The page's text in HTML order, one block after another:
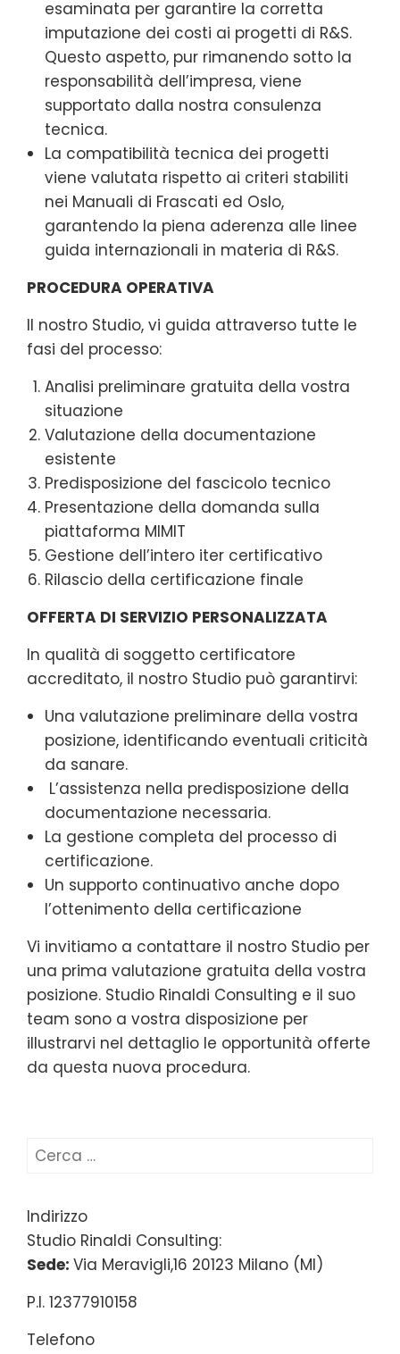
esaminata per garantire la corretta
imputazione dei costi ai progetti di R&S.
Questo aspetto, pur rimanendo sotto la
responsabilità dell’impresa, viene
supportato dalla nostra consulenza
tecnica.
La compatibilità tecnica dei progetti
viene valutata rispetto ai criteri stabiliti
nei Manuali di Frascati ed Oslo,
garantendo la piena aderenza alle linee
guida internazionali in materia di R&S.
PROCEDURA OPERATIVA
Il nostro Studio, vi guida attraverso tutte le
fasi del processo:
Analisi preliminare gratuita della vostra
situazione
Valutazione della documentazione
esistente
Predisposizione del fascicolo tecnico
Presentazione della domanda sulla
piattaforma MIMIT
Gestione dell’intero iter certificativo
Rilascio della certificazione finale
OFFERTA DI SERVIZIO PERSONALIZZATA
In qualità di soggetto certificatore
accreditato, il nostro Studio può garantirvi:
Una valutazione preliminare della vostra
posizione, identificando eventuali criticità
da sanare.
L’assistenza nella predisposizione della
documentazione necessaria.
La gestione completa del processo di
certificazione.
Un supporto continuativo anche dopo
l’ottenimento della certificazione
Vi invitiamo a contattare il nostro Studio per
una prima valutazione gratuita della vostra
posizione. Studio Rinaldi Consulting e il suo
team sono a vostra disposizione per
illustrarvi nel dettaglio le opportunità offerte
da questa nuova procedura.
Ricerca
Indirizzo
Studio Rinaldi Consulting:
Sede: Via Meravigli,16 20123 Milano (MI)
P.I. 12377910158
Telefono